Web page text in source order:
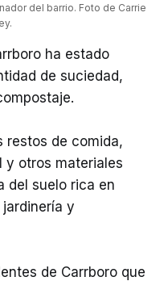
del barrio. Foto de Carrie
ha estado
de suciedad,
restos de comida,
y otros materiales
del suelo rica en
y
de Carrboro que